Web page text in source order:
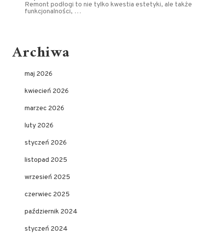
Remont podłogi to nie tylko kwestia estetyki, ale także
funkcjonalności, …
Archiwa
maj 2026
kwiecień 2026
marzec 2026
luty 2026
styczeń 2026
listopad 2025
wrzesień 2025
czerwiec 2025
październik 2024
styczeń 2024